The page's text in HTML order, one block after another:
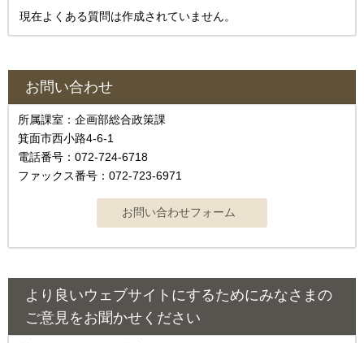
現在よくある質問は作成されていません。
お問い合わせ
所属課室：企画部総合政策課
箕面市西小路4‐6‐1
電話番号：072-724-6718
ファックス番号：072-723-6971
より良いウェブサイトにするためにみなさまの
ご意見をお聞かせください